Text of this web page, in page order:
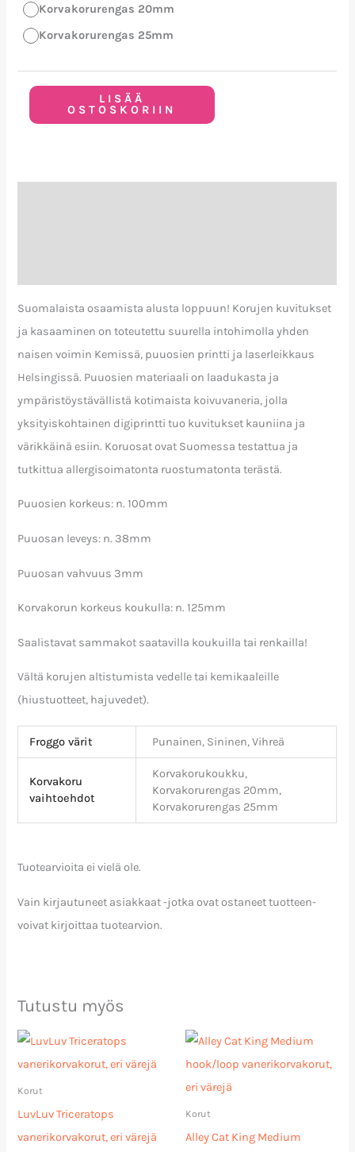
Korvakorurengas 20mm
Korvakorurengas 25mm
LISÄÄ
OSTOSKORIIN
Suomalaista osaamista alusta loppuun! Korujen kuvitukset
ja kasaaminen on toteutettu suurella intohimolla yhden
naisen voimin Kemissä, puuosien printti ja laserleikkaus
Helsingissä. Puuosien materiaali on laadukasta ja
ympäristöystävällistä kotimaista koivuvaneria, jolla
yksityiskohtainen digiprintti tuo kuvitukset kauniina ja
värikkäinä esiin. Koruosat ovat Suomessa testattua ja
tutkittua allergisoimatonta ruostumatonta terästä.
Puuosien korkeus: n. 100mm
Puuosan leveys: n. 38mm
Puuosan vahvuus 3mm
Korvakorun korkeus koukulla: n. 125mm
Saalistavat sammakot saatavilla koukuilla tai renkailla!
Vältä korujen altistumista vedelle tai kemikaaleille
(hiustuotteet, hajuvedet).
Froggo värit Punainen, Sininen, Vihreä
Korvakoru
vaihtoehdot
Korvakorukoukku,
Korvakorurengas 20mm,
Korvakorurengas 25mm
Tuotearvioita ei vielä ole.
Vain kirjautuneet asiakkaat -jotka ovat ostaneet tuotteen-
voivat kirjoittaa tuotearvion.
Tutustu myös
Korut
LuvLuv Triceratops
vanerikorvakorut, eri värejä
Korut
Alley Cat King Medium